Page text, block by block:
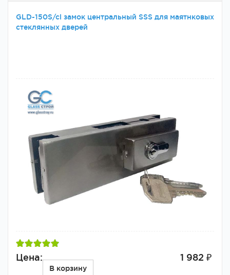
GLD-150S/cl замок центральный SSS для маятнковых
стеклянных дверей
Цена: 1 982 ₽
В корзину